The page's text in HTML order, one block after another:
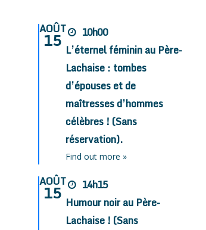
AOÛT
15
10h00
L’éternel féminin au Père-
Lachaise : tombes
d’épouses et de
maîtresses d’hommes
célèbres ! (Sans
réservation).
Find out more »
AOÛT
15
14h15
Humour noir au Père-
Lachaise ! (Sans